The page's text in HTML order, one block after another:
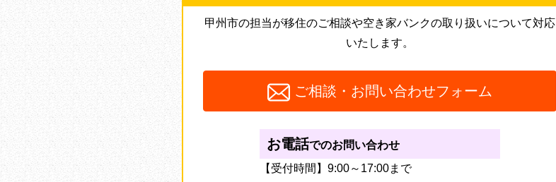
甲州市の担当が移住のご相談や空き家バンクの取り扱いについて対応
いたします。
ご相談・お問い合わせフォーム
お電話でのお問い合わせ
【受付時間】9:00～17:00まで